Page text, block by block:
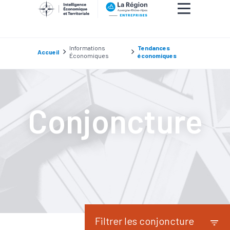
Accueil
Informations
Économiques
Tendances
économiques
Conjoncture
Filtrer les conjoncture